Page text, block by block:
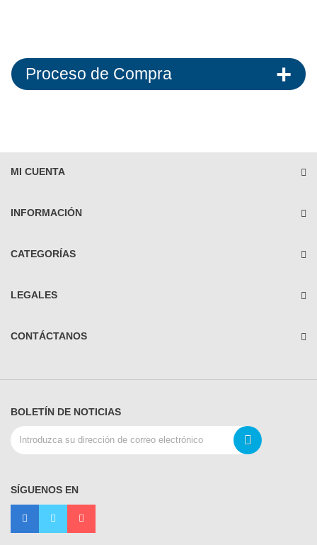
Proceso de Compra
MI CUENTA
INFORMACIÓN
CATEGORÍAS
LEGALES
CONTÁCTANOS
BOLETÍN DE NOTICIAS
SÍGUENOS EN